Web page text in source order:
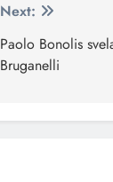
Next:
Paolo Bonolis
Bruganelli